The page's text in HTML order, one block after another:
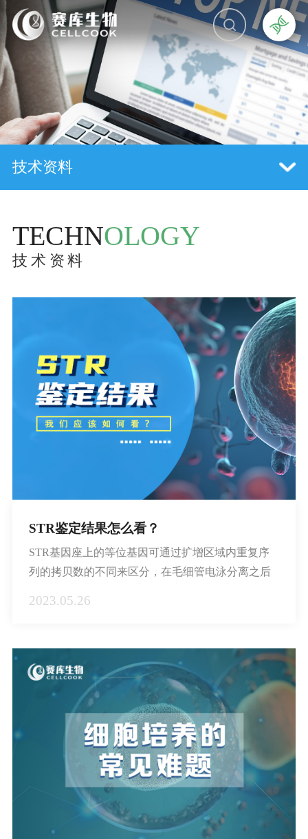
技术资料
TECHNOLOGY
技术资料
STR鉴定结果怎么看？
STR基因座上的等位基因可通过扩增区域内重复序
列的拷贝数的不同来区分，在毛细管电泳分离之后
2023.05.26